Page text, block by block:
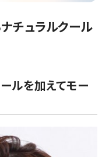
チュラルクール
ルを加えてモー